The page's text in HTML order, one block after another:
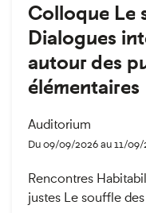
Colloque Le
Dialogues
autour des
élémentaires
Auditorium
Du 09/09/2026 au 11/
Rencontres
justes Le souffle des